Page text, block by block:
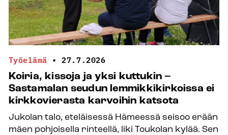
Työelämä • 27.7.2026
Koiria, kissoja ja yksi kuttukin –
Sastamalan seudun lemmikkikirkoissa ei
kirkkovierasta karvoihin katsota
Jukolan talo, eteläisessä Hämeessä seisoo erään
mäen pohjoisella rinteellä, liki Toukolan kylää. Sen